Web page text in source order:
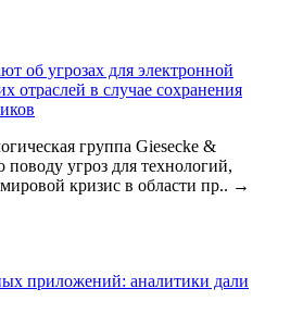
об угрозах для электронной
отраслей в случае сохранения
группа Giesecke &
поводу угроз для технологий,
кризис в области пр.. →
приложений: аналитики дали